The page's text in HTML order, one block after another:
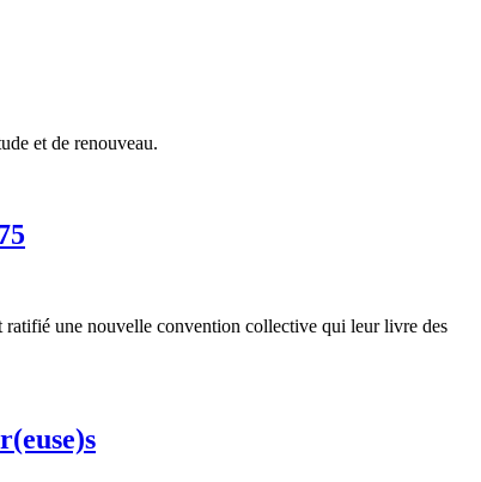
et de renouveau.
une nouvelle convention collective qui leur livre des